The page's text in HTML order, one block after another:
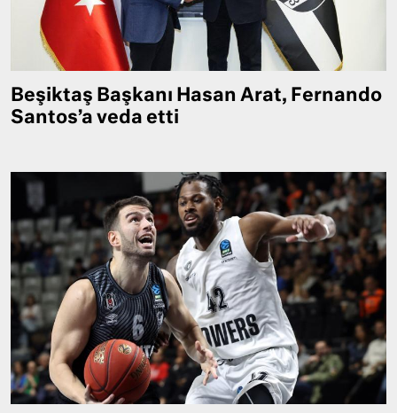
Beşiktaş Başkanı Hasan Arat, Fernando
Santos’a veda etti